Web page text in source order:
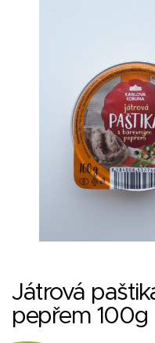
Játrová
pepřem 100g